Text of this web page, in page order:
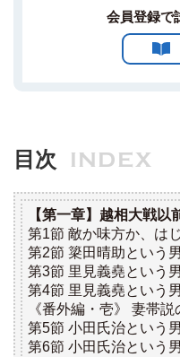
会員登録で
目次 INDEX
【第一章】越相大戦以
第1節 敵か味方か、は
第2節 簗田晴助という
第3節 里見義堯という
第4節 里見義堯という
《番外編・壱》 妻帯説
第5節 小田氏治という
第6節 小田氏治という